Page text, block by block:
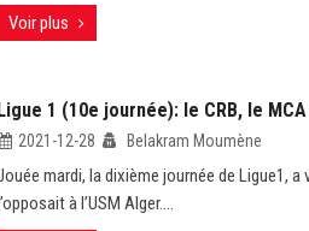
Voir plus
1 (10e journée): le CRB, le
2021-12-28 Belakram Moumène
mardi, la dixième journée de Ligue1,
à l’USM Alger....